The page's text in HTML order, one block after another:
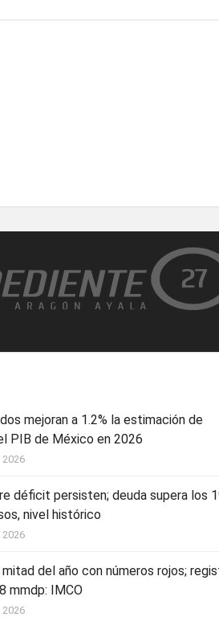
mejoran a 1.2% la estimación de
PIB de México en 2026
2026
déficit persisten; deuda supera los
nivel histórico
2026
del año con números rojos;
mmdp: IMCO
2026